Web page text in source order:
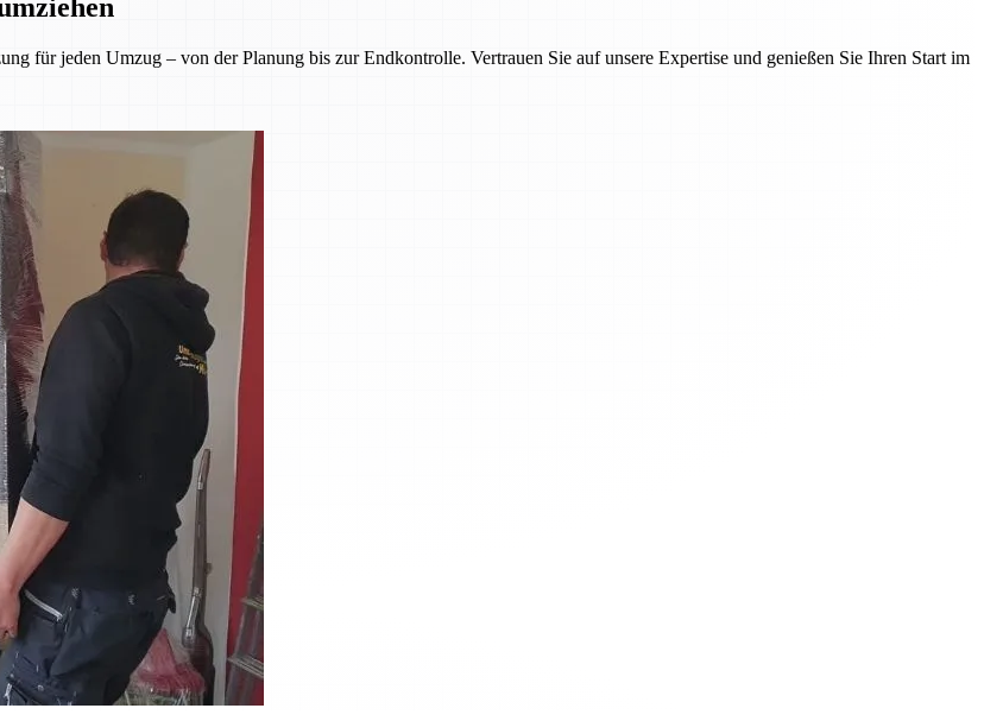
für jeden Umzug – von der Planung bis zur Endkontrolle. Vertrauen Sie auf unsere Expertise und genießen Sie Ihren Start im